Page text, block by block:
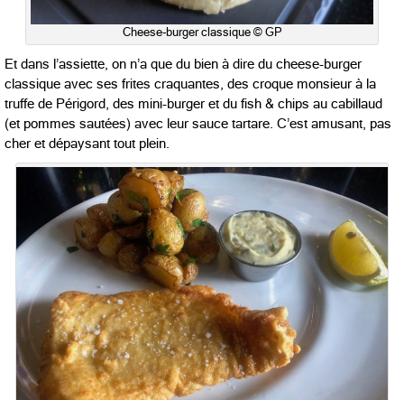
Cheese-burger classique © GP
Et dans l’assiette, on n’a que du bien à dire du cheese-burger
classique avec ses frites craquantes, des croque monsieur à la
truffe de Périgord, des mini-burger et du fish & chips au cabillaud
(et pommes sautées) avec leur sauce tartare. C’est amusant, pas
cher et dépaysant tout plein.